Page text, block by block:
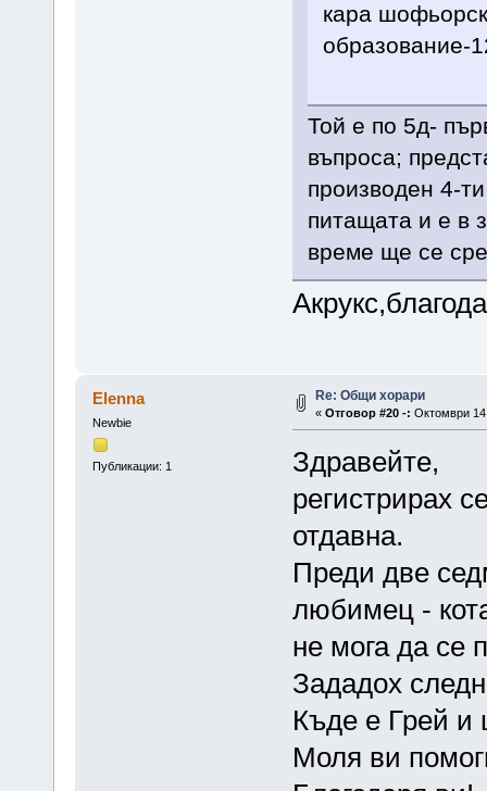
кара
образование-
Той е по 5д-
въпроса;
производен 4-
питащата и е в
време ще се
Elenna
Newbie
Публикации: 1
Re: Общи хорари
« Отговор #20 -: Октомври
Здравейте,
регистрирах
отдавна.
Преди две
любимец -
не мога да се
Зададох
Къде е Грей и
Моля ви